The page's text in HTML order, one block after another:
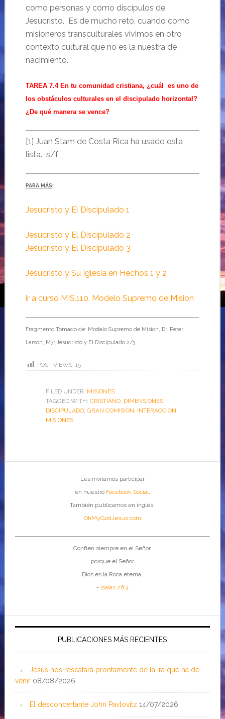
como personas y como discípulos de
Jesucristo. Es de mucho reto, cuando como
misioneros transculturales vivimos en otro
contexto cultural que no es la nuestra de
nacimiento.
TAREA 7.4 En tu comunidad cristiana, ¿cuál es uno de
los obstáculos culturales en el discipulado horizontal?
¿De qué manera se vence?
[1] Juan Stam de Costa Rica ha usado esta
lista. s/f
PARA MÁS:
Jesucristo y El Discipulado 1
Jesucristo y El Discipulado 2
Jesucristo y El Discipulado 3
Jesucristo y Su Iglesia en Hechos 1 y 2
ir a curso MIS.110. Modelo Supremo de Misión
Fragmento Tomado de: Modelo Supremo de Misión, Dr. Peter
Larson, M7: Jesucristo y El Discipulado 2/3
POST VIEWS: 15
FILED UNDER: MISIONES
TAGGED WITH: CRISTIANO, DIMENSIONES,
DISCIPULADO, GRAN COMISIÓN, INTERACCION,
MISIONES
Les invitamos participar
en nuestro Facebook Social.
También publicamos en inglés:
OhMyGodJesus.com
Confíen siempre en el Señor,
porque el Señor
Dios es la Roca eterna.
- Isaías 26:4
PUBLICACIONES MÁS RECIENTES
Jesús nos rescatará prontamente de la ira que ha de
venir 08/08/2026
El desconcertante John Pavlovitz 14/07/2026